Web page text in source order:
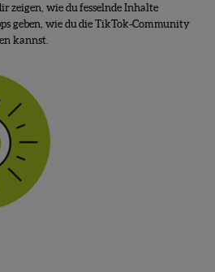
zeigen, wie du fesselnde Inhalte
geben, wie du die TikTok-Community
kannst.